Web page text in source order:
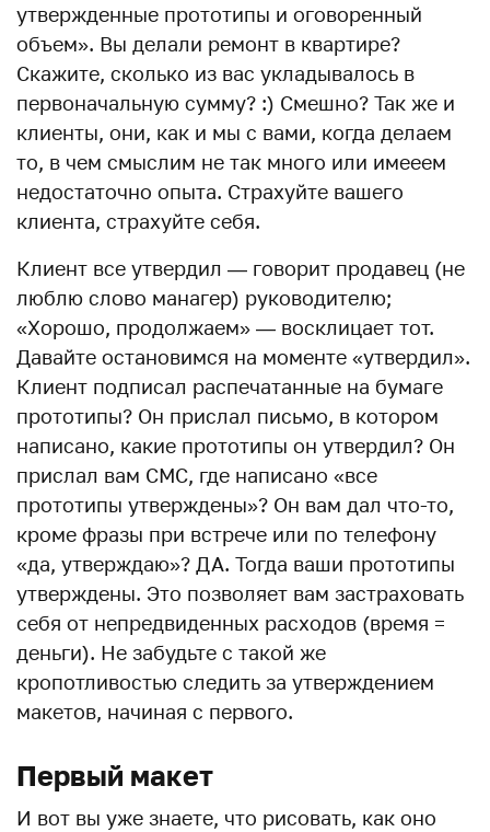
утвержденные прототипы и оговоренный
объем». Вы делали ремонт в квартире?
Скажите, сколько из вас укладывалось в
первоначальную сумму? :) Смешно? Так же и
клиенты, они, как и мы с вами, когда делаем
то, в чем смыслим не так много или имееем
недостаточно опыта. Страхуйте вашего
клиента, страхуйте себя.
Клиент все утвердил — говорит продавец (не
люблю слово манагер) руководителю;
«Хорошо, продолжаем» — восклицает тот.
Давайте остановимся на моменте «утвердил».
Клиент подписал распечатанные на бумаге
прототипы? Он прислал письмо, в котором
написано, какие прототипы он утвердил? Он
прислал вам СМС, где написано «все
прототипы утверждены»? Он вам дал что-то,
кроме фразы при встрече или по телефону
«да, утверждаю»? ДА. Тогда ваши прототипы
утверждены. Это позволяет вам застраховать
себя от непредвиденных расходов (время =
деньги). Не забудьте с такой же
кропотливостью следить за утверждением
макетов, начиная с первого.
Первый макет
И вот вы уже знаете, что рисовать, как оно